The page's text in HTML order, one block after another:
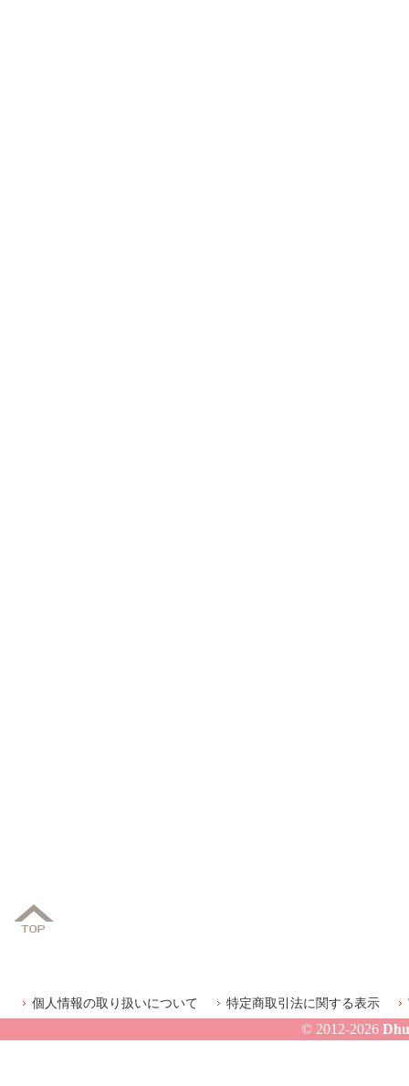
個人情報の取り扱いについて 特定商取引法に関する表示
© 2012-2026